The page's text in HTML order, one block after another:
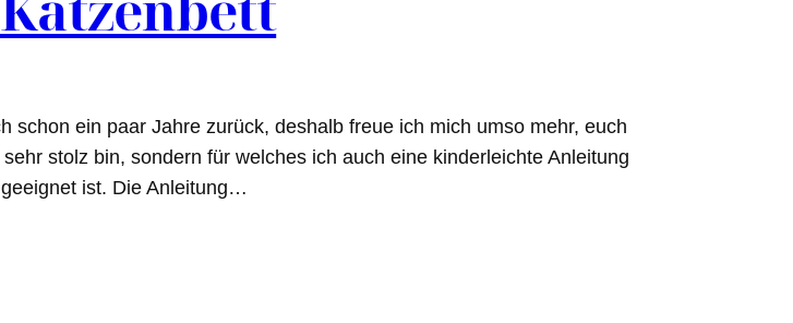
ein paar Jahre zurück, deshalb freue ich mich umso mehr, euch
stolz bin, sondern für welches ich auch eine kinderleichte Anleitung
ist. Die Anleitung…